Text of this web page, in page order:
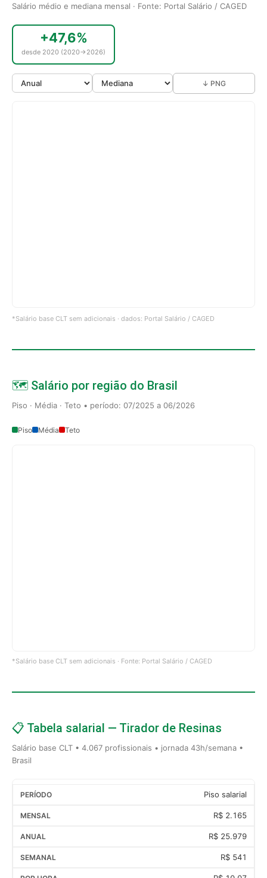
Salário médio e mediana mensal · Fonte: Portal Salário / CAGED
+47,6%
desde 2020 (2020→2026)
↓ PNG
*Salário base CLT sem adicionais · dados: Portal Salário / CAGED
🗺️ Salário por região do Brasil
Piso · Média · Teto • período: 07/2025 a 06/2026
Piso Média Teto
*Salário base CLT sem adicionais · Fonte: Portal Salário / CAGED
📋 Tabela salarial — Tirador de Resinas
Salário base CLT • 4.067 profissionais • jornada 43h/semana •
Brasil
Piso salarial
R$ 2.165
R$ 25.979
R$ 541